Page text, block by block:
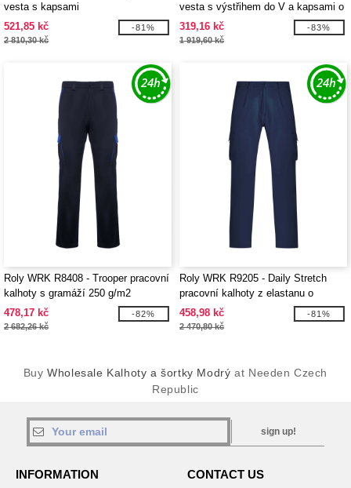
vesta s kapsami
521,85 kč
2 810,30 kč
-81%
vesta s výstřihem do V a kapsami o
gramáži 200 g/m2
319,16 kč
1 919,60 kč
-83%
Roly WRK R8408 - Trooper pracovní
kalhoty s gramáží 250 g/m2
478,17 kč
2 682,26 kč
-82%
Roly WRK R9205 - Daily Stretch
pracovní kalhoty z elastanu o
gramáži 250 g/m2
458,98 kč
2 470,80 kč
-81%
BuyWholesale Kalhoty a šortky Modrý at Needen Czech
Republic
sign up!
INFORMATION CONTACT US